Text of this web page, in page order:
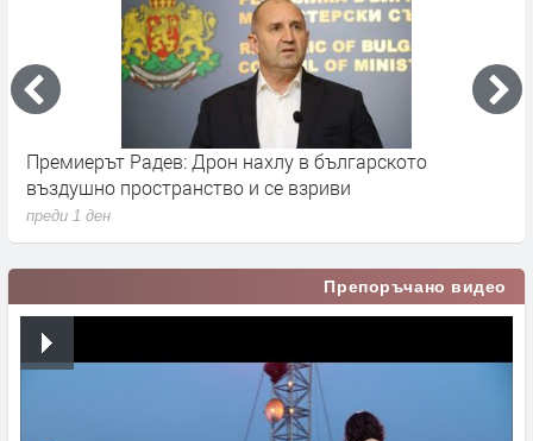
Премиерът Радев: Дрон нахлу в българското
въздушно пространство и се взриви
преди 1 ден
Препоръчано видео